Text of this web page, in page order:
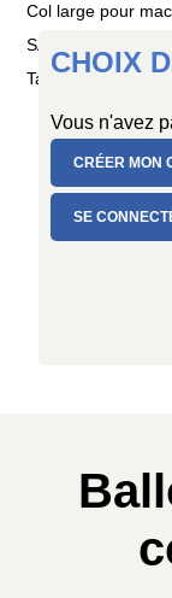
Col large pour
SAC de 25 ballons
Taille : Ø 45 cm
CHOIX
Vous n'avez
CRÉER MON
SE